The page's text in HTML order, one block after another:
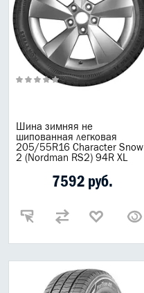
Шина зимняя не
шипованная легковая
205/55R16 Character Snow
2 (Nordman RS2) 94R XL
7592 руб.